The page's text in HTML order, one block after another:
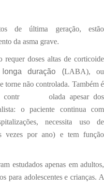
de última geração, estão
da asma grave.
requer doses altas de corticoide
longa duração (LABA), ou
torne não controlada. Também é
contr olada apesar dos
o paciente continua com
necessita uso de
vezes por ano) e tem função
estudados apenas em adultos,
para adolescentes e crianças. A